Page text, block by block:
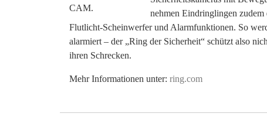
CAM.
nehmen Eindringlingen
Flutlicht-Scheinwerfer und Alarmfunktionen. So
alarmiert – der „Ring der Sicherheit“ schützt also
ihren Schrecken.
Mehr Informationen unter: ring.com